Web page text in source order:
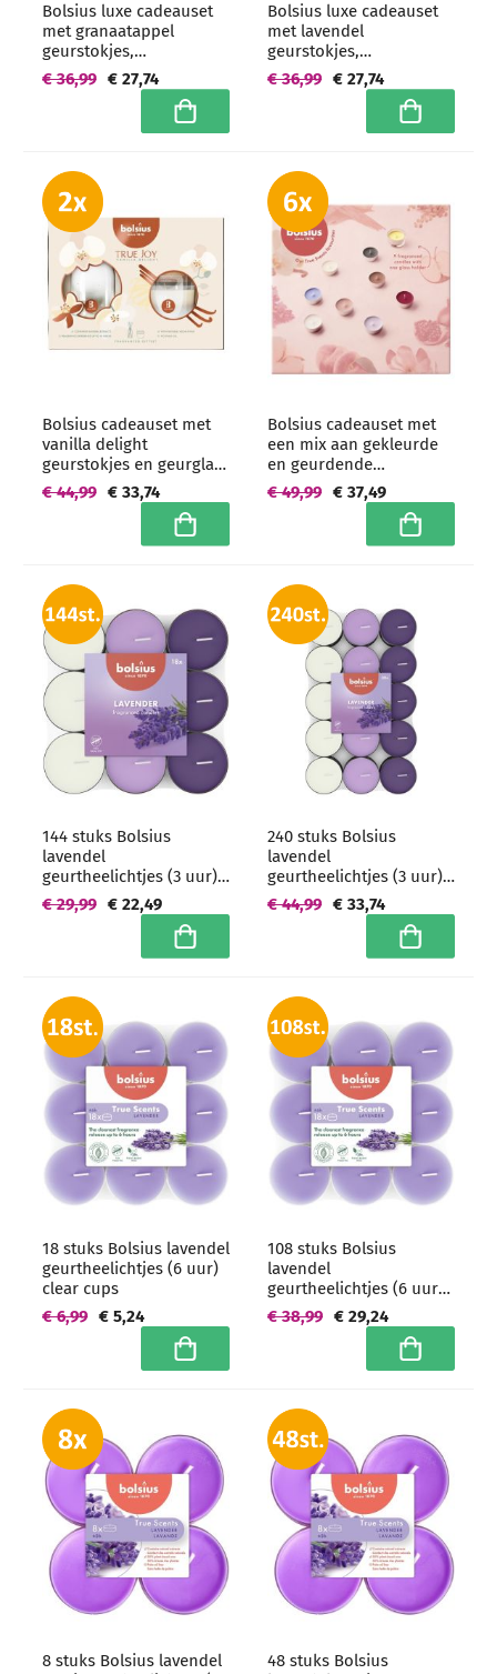
Bolsius luxe cadeauset
met granaatappel
geurstokjes,
geurkaarsen, kaarsen en
onderzetters
€ 27,74
€ 36,99
In winkelwagen
Bolsius luxe cadeauset
met lavendel
geurstokjes,
geurkaarsen, kaarsen en
onderzetters
€ 27,74
€ 36,99
In
Bolsius cadeauset met
vanilla delight
geurstokjes en geurglas
kaars - 2 giftsets -
grootverpakking
€ 33,74
€ 44,99
In winkelwagen
Bolsius cadeauset met
een mix aan gekleurde
en geurdende
theelichtjes - 6 giftsets -
grootverpakking
€ 37,49
€ 49,99
In
144 stuks Bolsius
lavendel
geurtheelichtjes (3 uur) -
grootverpakking
€ 22,49
€ 29,99
In winkelwagen
240 stuks Bolsius
lavendel
geurtheelichtjes (3 uur) -
grootverpakking
€ 33,74
€ 44,99
In
18 stuks Bolsius lavendel
geurtheelichtjes (6 uur)
clear cups
€ 5,24
€ 6,99
In winkelwagen
108 stuks Bolsius
lavendel
geurtheelichtjes (6 uur)
clear cups -
grootverpakking
€ 29,24
€ 38,99
In
8 stuks Bolsius lavendel
48 stuks Bolsius